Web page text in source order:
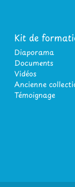
Kit de
Diaporama
Documents
Vidéos
Ancienne
Témoignage